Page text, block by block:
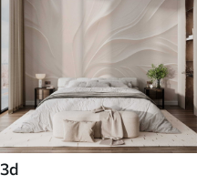
3d